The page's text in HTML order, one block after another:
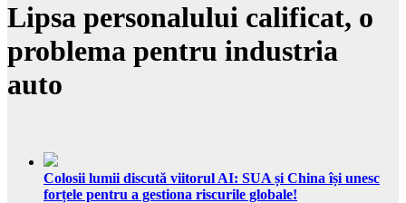
Lipsa personalului calificat, o
problema pentru industria
auto
Colosii lumii discută viitorul AI: SUA și China își unesc
forțele pentru a gestiona riscurile globale!